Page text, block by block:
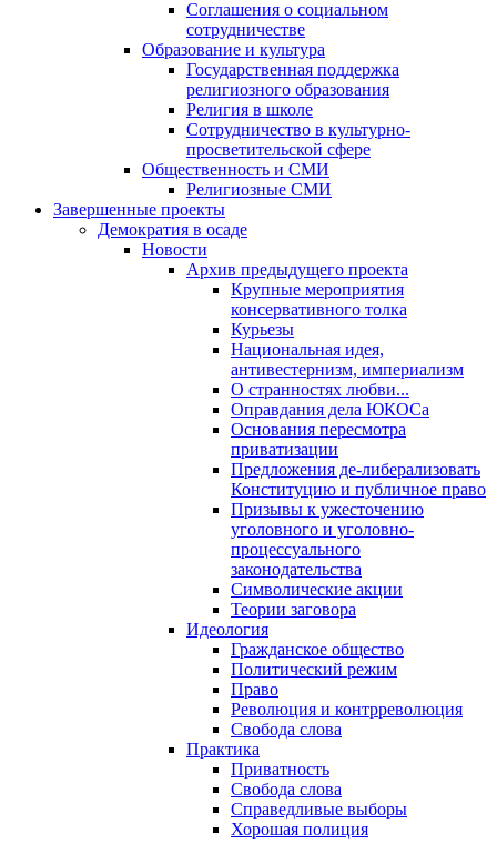
Соглашения о социальном
сотрудничестве
Образование и культура
Государственная поддержка
религиозного образования
Религия в школе
Сотрудничество в культурно-
просветительской сфере
Общественность и СМИ
Религиозные СМИ
Завершенные проекты
Демократия в осаде
Новости
Архив предыдущего проекта
Крупные мероприятия
консервативного толка
Курьезы
Национальная идея,
антивестернизм, империализм
О странностях любви...
Оправдания дела ЮКОСа
Основания пересмотра
приватизации
Предложения де-либерализовать
Конституцию и публичное право
Призывы к ужесточению
уголовного и уголовно-
процессуального
законодательства
Символические акции
Теории заговора
Идеология
Гражданское общество
Политический режим
Право
Революция и контрреволюция
Свобода слова
Практика
Приватность
Свобода слова
Справедливые выборы
Хорошая полиция